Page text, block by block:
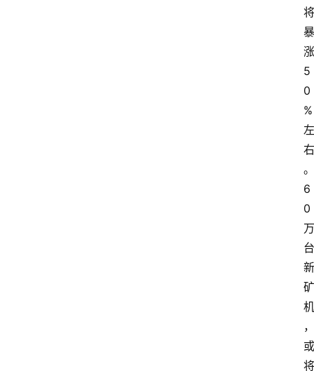
将
暴
涨
5
0
%
左
右
。
6
0
万
台
新
矿
机
，
或
将